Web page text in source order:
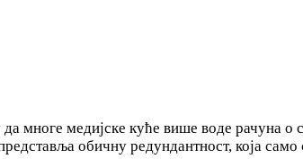
многе медијске куће више воде рачуна о
обичну редундантност, која